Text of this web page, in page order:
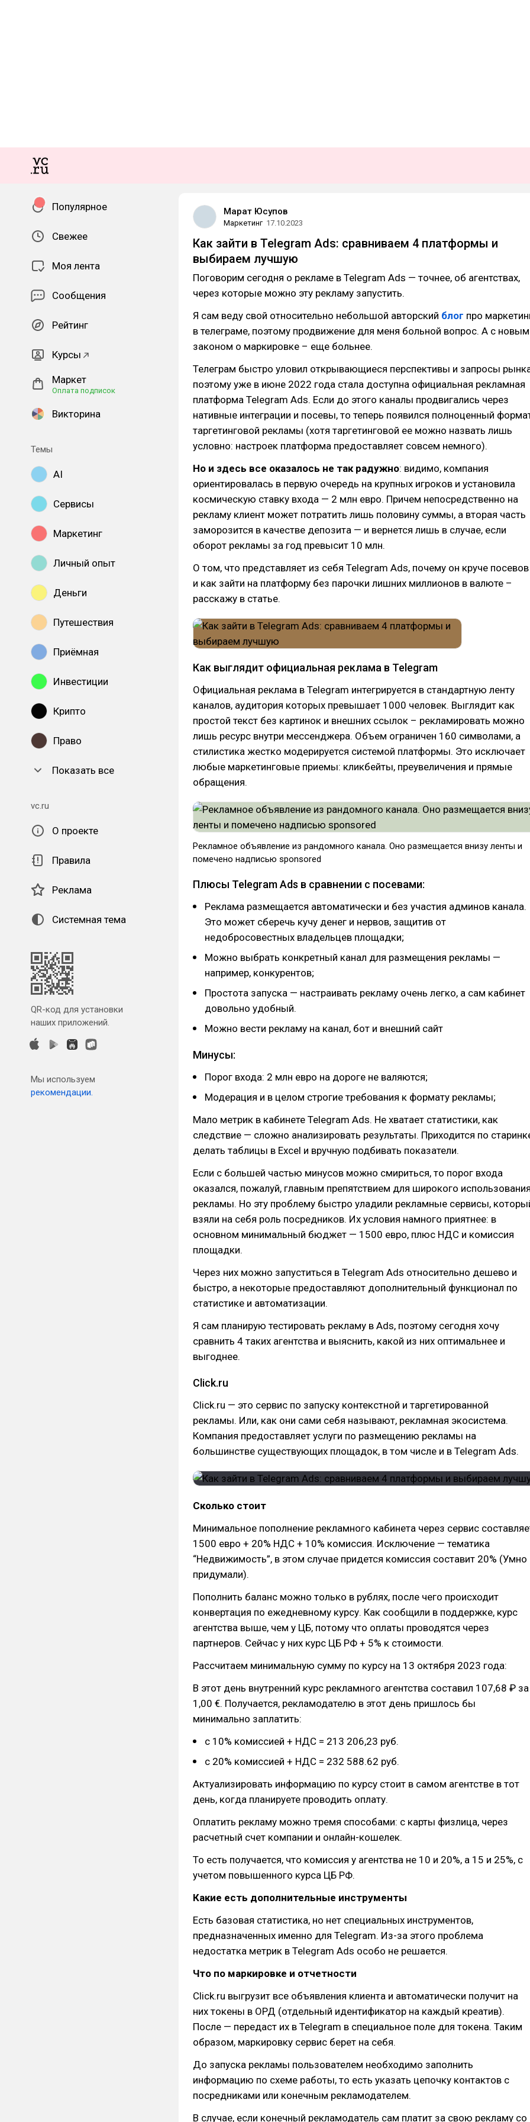
Популярное
Свежее
Моя лента
Сообщения
Рейтинг
Курсы
Маркет
Оплата подписок
Викторина
Темы
AI
Сервисы
Маркетинг
Личный опыт
Деньги
Путешествия
Приёмная
Инвестиции
Крипто
Право
Показать все
vc.ru
О проекте
Правила
Реклама
Системная тема
QR-код для установки
наших приложений.
Мы используем
рекомендации.
Марат Юсупов
Маркетинг 17.10.2023
Как зайти в Telegram Ads: сравниваем 4 платформы и
выбираем лучшую
Поговорим сегодня о рекламе в Telegram Ads — точнее, об агентствах,
через которые можно эту рекламу запустить.
Я сам веду свой относительно небольшой авторский блог про
в телеграме, поэтому продвижение для меня больной вопрос. А с новым
законом о маркировке – еще больнее.
Телеграм быстро уловил открывающиеся перспективы и запросы
поэтому уже в июне 2022 года стала доступна официальная рекламная
платформа Telegram Ads. Если до этого каналы продвигались через
нативные интеграции и посевы, то теперь появился полноценный
таргетинговой рекламы (хотя таргетинговой ее можно назвать лишь
условно: настроек платформа предоставляет совсем немного).
Но и здесь все оказалось не так радужно: видимо, компания
ориентировалась в первую очередь на крупных игроков и установила
космическую ставку входа — 2 млн евро. Причем непосредственно на
рекламу клиент может потратить лишь половину суммы, а вторая часть
заморозится в качестве депозита — и вернется лишь в случае, если
оборот рекламы за год превысит 10 млн.
О том, что представляет из себя Telegram Ads, почему он круче посевов
и как зайти на платформу без парочки лишних миллионов в валюте –
расскажу в статье.
Как выглядит официальная реклама в Telegram
Официальная реклама в Telegram интегрируется в стандартную ленту
каналов, аудитория которых превышает 1000 человек. Выглядит как
простой текст без картинок и внешних ссылок – рекламировать можно
лишь ресурс внутри мессенджера. Объем ограничен 160 символами, а
стилистика жестко модерируется системой платформы. Это исключает
любые маркетинговые приемы: кликбейты, преувеличения и прямые
обращения.
Рекламное объявление из рандомного канала. Оно размещается внизу ленты и
помечено надписью sponsored
Плюсы Telegram Ads в сравнении с посевами:
Реклама размещается автоматически и без участия админов канала.
Это может сберечь кучу денег и нервов, защитив от
недобросовестных владельцев площадки;
Можно выбрать конкретный канал для размещения рекламы —
например, конкурентов;
Простота запуска — настраивать рекламу очень легко, а сам кабинет
довольно удобный.
Можно вести рекламу на канал, бот и внешний сайт
Минусы:
Порог входа: 2 млн евро на дороге не валяются;
Модерация и в целом строгие требования к формату рекламы;
Мало метрик в кабинете Telegram Ads. Не хватает статистики, как
следствие — сложно анализировать результаты. Приходится по
делать таблицы в Excel и вручную подбивать показатели.
Если с большей частью минусов можно смириться, то порог входа
оказался, пожалуй, главным препятствием для широкого
рекламы. Но эту проблему быстро уладили рекламные сервисы,
взяли на себя роль посредников. Их условия намного приятнее: в
основном минимальный бюджет — 1500 евро, плюс НДС и комиссия
площадки.
Через них можно запуститься в Telegram Ads относительно дешево и
быстро, а некоторые предоставляют дополнительный функционал по
статистике и автоматизации.
Я сам планирую тестировать рекламу в Ads, поэтому сегодня хочу
сравнить 4 таких агентства и выяснить, какой из них оптимальнее и
выгоднее.
Click.ru
Click.ru — это сервис по запуску контекстной и таргетированной
рекламы. Или, как они сами себя называют, рекламная экосистема.
Компания предоставляет услуги по размещению рекламы на
большинстве существующих площадок, в том числе и в Telegram Ads.
Сколько стоит
Минимальное пополнение рекламного кабинета через сервис
1500 евро + 20% НДС + 10% комиссия. Исключение — тематика
“Недвижимость”, в этом случае придется комиссия составит 20% (Умно
придумали).
Пополнить баланс можно только в рублях, после чего происходит
конвертация по ежедневному курсу. Как сообщили в поддержке, курс
агентства выше, чем у ЦБ, потому что оплаты проводятся через
партнеров. Сейчас у них курс ЦБ РФ + 5% к стоимости.
Рассчитаем минимальную сумму по курсу на 13 октября 2023 года:
В этот день внутренний курс рекламного агентства составил 107,68 ₽ за
1,00 €. Получается, рекламодателю в этот день пришлось бы
минимально заплатить:
с 10% комиссией + НДС = 213 206,23 руб.
с 20% комиссией + НДС = 232 588.62 руб.
Актуализировать информацию по курсу стоит в самом агентстве в тот
день, когда планируете проводить оплату.
Оплатить рекламу можно тремя способами: с карты физлица, через
расчетный счет компании и онлайн-кошелек.
То есть получается, что комиссия у агентства не 10 и 20%, а 15 и 25%, с
учетом повышенного курса ЦБ РФ.
Какие есть дополнительные инструменты
Есть базовая статистика, но нет специальных инструментов,
предназначенных именно для Telegram. Из-за этого проблема
недостатка метрик в Telegram Ads особо не решается.
Что по маркировке и отчетности
Click.ru выгрузит все объявления клиента и автоматически получит на
них токены в ОРД (отдельный идентификатор на каждый креатив).
После — передаст их в Telegram в специальное поле для токена. Таким
образом, маркировку сервис берет на себя.
До запуска рекламы пользователем необходимо заполнить
информацию по схеме работы, то есть указать цепочку контактов с
посредниками или конечным рекламодателем.
В случае, если конечный рекламодатель сам платит за свою рекламу со